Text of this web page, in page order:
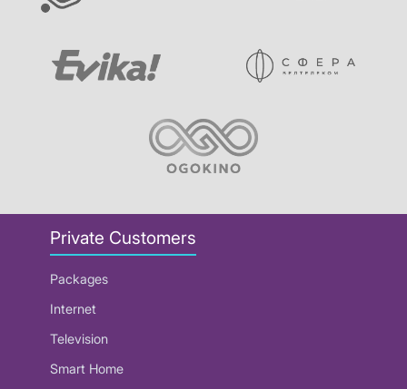
Private Customers
Packages
Internet
Television
Smart Home